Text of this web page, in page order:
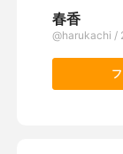
春香
@harukachi /